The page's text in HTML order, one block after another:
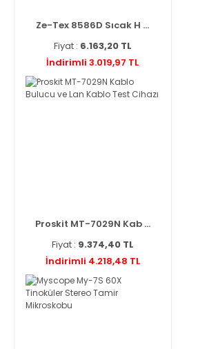
Ze-Tex 8586D Sıcak H ...
Fiyat : 6.163,20 TL
İndirimli 3.019,97 TL
Proskit MT-7029N Kab ...
Fiyat : 9.374,40 TL
İndirimli 4.218,48 TL